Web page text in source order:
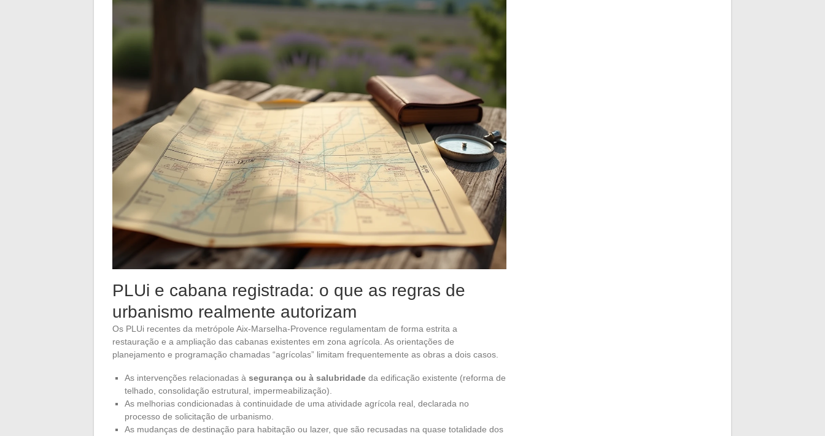
PLUi e cabana registrada: o que as regras de
urbanismo realmente autorizam
Os PLUi recentes da metrópole Aix-Marselha-Provence regulamentam de forma estrita a
restauração e a ampliação das cabanas existentes em zona agrícola. As orientações de
planejamento e programação chamadas “agrícolas” limitam frequentemente as obras a dois casos.
As intervenções relacionadas à segurança ou à salubridade da edificação existente (reforma de
telhado, consolidação estrutural, impermeabilização).
As melhorias condicionadas à continuidade de uma atividade agrícola real, declarada no
processo de solicitação de urbanismo.
As mudanças de destinação para habitação ou lazer, que são recusadas na quase totalidade dos